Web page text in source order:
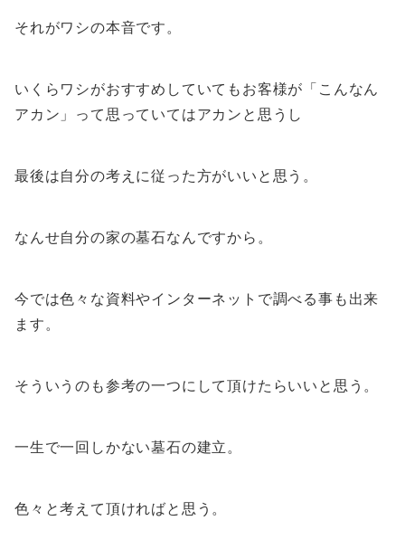
それがワシの本音です。
いくらワシがおすすめしていてもお客様が「こんなん
アカン」って思っていてはアカンと思うし
最後は自分の考えに従った方がいいと思う。
なんせ自分の家の墓石なんですから。
今では色々な資料やインターネットで調べる事も出来
ます。
そういうのも参考の一つにして頂けたらいいと思う。
一生で一回しかない墓石の建立。
色々と考えて頂ければと思う。